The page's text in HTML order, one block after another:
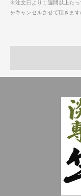
※注文日より１週間以上たっ
をキャンセルさせて頂きま